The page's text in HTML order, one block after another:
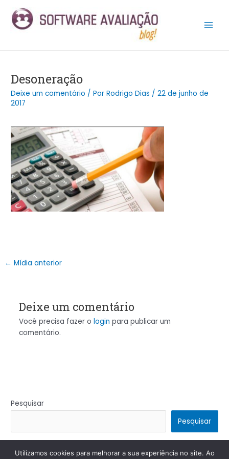
para
Desoneração
Deixe um comentário / PorRodrigo Dias /22 de junho de
2017
navigation
← Mídia anterior
Deixe um comentário
Você precisa fazer o login para publicar um
comentário.
Pesquisar
Pesquisar
Utilizamos cookies para melhorar a sua experiência no site. Ao